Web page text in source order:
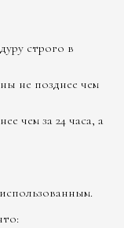
строго в
не позднее чем
чем за 24 часа, а